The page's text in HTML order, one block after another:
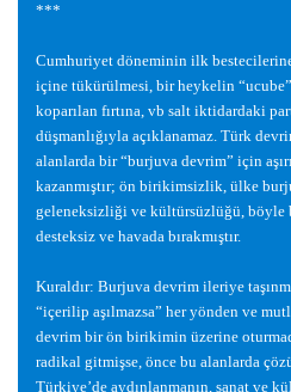
***
Cumhuriyet döneminin ilk
içine tükürülmesi, bir heykelin
koparılan fırtına, vb salt iktidardaki
düşmanlığıyla açıklanamaz. Türk
alanlarda bir “burjuva devrim” için aş
kazanmıştır; ön birikimsizlik, ülke
geleneksizliği ve kültürsüzlüğü, böyle
desteksiz ve havada bırakmıştır.
Kuraldır: Burjuva devrim ileriye taş
“içerilip aşılmazsa” her yönden ve
devrim bir ön birikimin üzerine
radikal gitmişse, önce bu alanlarda
Türkiye’de aydınlanmanın, sanat ve